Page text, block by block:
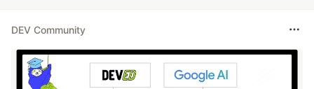
DEV Community